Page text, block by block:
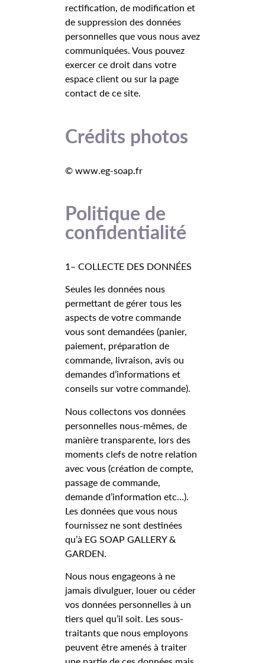
rectification, de modification et
de suppression des données
personnelles que vous nous avez
communiquées. Vous pouvez
exercer ce droit dans votre
espace client ou sur la page
contact de ce site.
Crédits photos
© www.eg-soap.fr
Politique de
confidentialité
1– COLLECTE DES DONNÉES
Seules les données nous
permettant de gérer tous les
aspects de votre commande
vous sont demandées (panier,
paiement, préparation de
commande, livraison, avis ou
demandes d’informations et
conseils sur votre commande).
Nous collectons vos données
personnelles nous-mêmes, de
manière transparente, lors des
moments clefs de notre relation
avec vous (création de compte,
passage de commande,
demande d’information etc…).
Les données que vous nous
fournissez ne sont destinées
qu’à EG SOAP GALLERY &
GARDEN.
Nous nous engageons à ne
jamais divulguer, louer ou céder
vos données personnelles à un
tiers quel qu’il soit. Les sous-
traitants que nous employons
peuvent être amenés à traiter